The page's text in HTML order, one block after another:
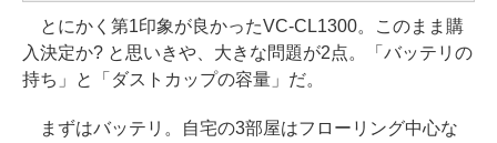
とにかく第1印象が良かったVC-CL1300。このまま購
入決定か? と思いきや、大きな問題が2点。「バッテリの
持ち」と「ダストカップの容量」だ。
まずはバッテリ。自宅の3部屋はフローリング中心な